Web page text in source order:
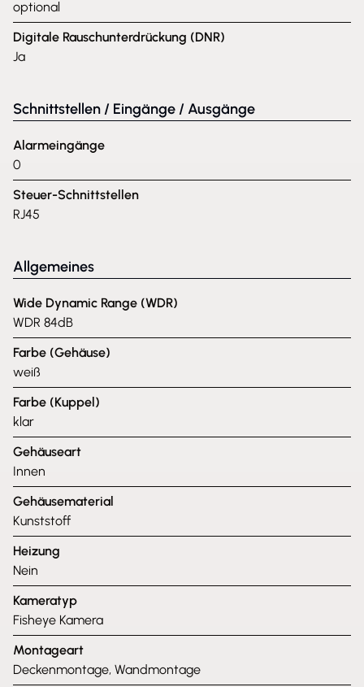
optional
Digitale Rauschunterdrückung (DNR)
Ja
Schnittstellen / Eingänge / Ausgänge
Alarmeingänge
0
Steuer-Schnittstellen
RJ45
Allgemeines
Wide Dynamic Range (WDR)
WDR 84dB
Farbe (Gehäuse)
weiß
Farbe (Kuppel)
klar
Gehäuseart
Innen
Gehäusematerial
Kunststoff
Heizung
Nein
Kameratyp
Fisheye Kamera
Montageart
Deckenmontage, Wandmontage